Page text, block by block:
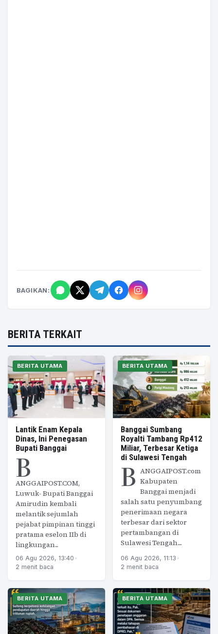
BAGIKAN:
BERITA TERKAIT
BERITA UTAMA
Lantik Enam Kepala
Dinas, Ini Penegasan
Bupati Banggai
B
ANGGAIPOST.COM,
Luwuk- Bupati Banggai
Amirudin kembali
melantik sejumlah
pejabat pimpinan tinggi
pratama eselon IIb di
lingkungan...
06 Agu 2026, 13:40 •
2 menit baca
BERITA UTAMA
Banggai Sumbang
Royalti Tambang Rp412
Miliar, Terbesar Ketiga
di Sulawesi Tengah
B ANGGAIPOST.com
Kabupaten
Banggai menjadi
salah satu penyumbang
penerimaan negara
terbesar dari sektor
pertambangan di
Sulawesi Tengah....
06 Agu 2026, 11:13 •
2 menit baca
BERITA UTAMA BERITA UTAMA